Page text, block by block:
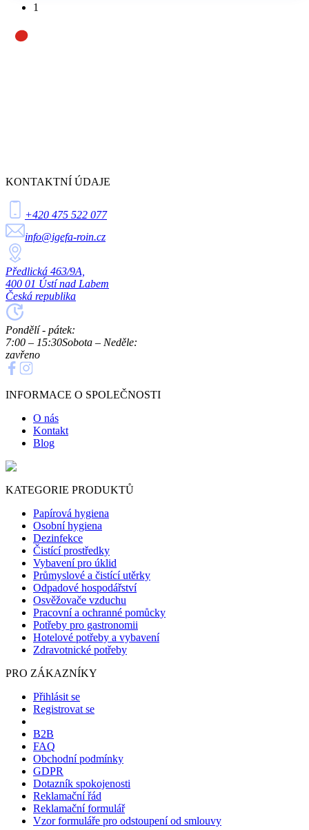
1
KONTAKTNÍ ÚDAJE
+420 475 522 077
info@igefa-roin.cz
Předlická 463/9A,
400 01 Ústí nad Labem
Česká republika
Pondělí - pátek:
7:00 – 15:30Sobota – Neděle:
zavřeno
INFORMACE O SPOLEČNOSTI
O nás
Kontakt
Blog
KATEGORIE PRODUKTŮ
Papírová hygiena
Osobní hygiena
Dezinfekce
Čistící prostředky
Vybavení pro úklid
Průmyslové a čistící utěrky
Odpadové hospodářství
Osvěžovače vzduchu
Pracovní a ochranné pomůcky
Potřeby pro gastronomii
Hotelové potřeby a vybavení
Zdravotnické potřeby
PRO ZÁKAZNÍKY
Přihlásit se
Registrovat se
B2B
FAQ
Obchodní podmínky
GDPR
Dotazník spokojenosti
Reklamační řád
Reklamační formulář
Vzor formuláře pro odstoupení od smlouvy